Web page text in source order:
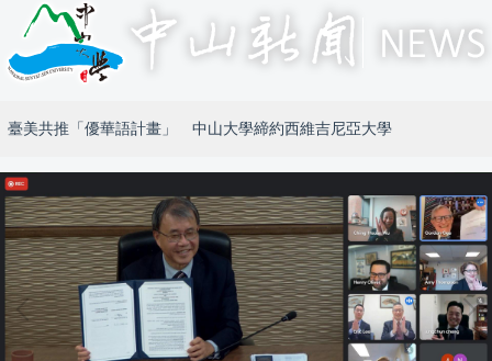
臺美共推「優華語計畫」 中山大學締約西維吉尼亞大學